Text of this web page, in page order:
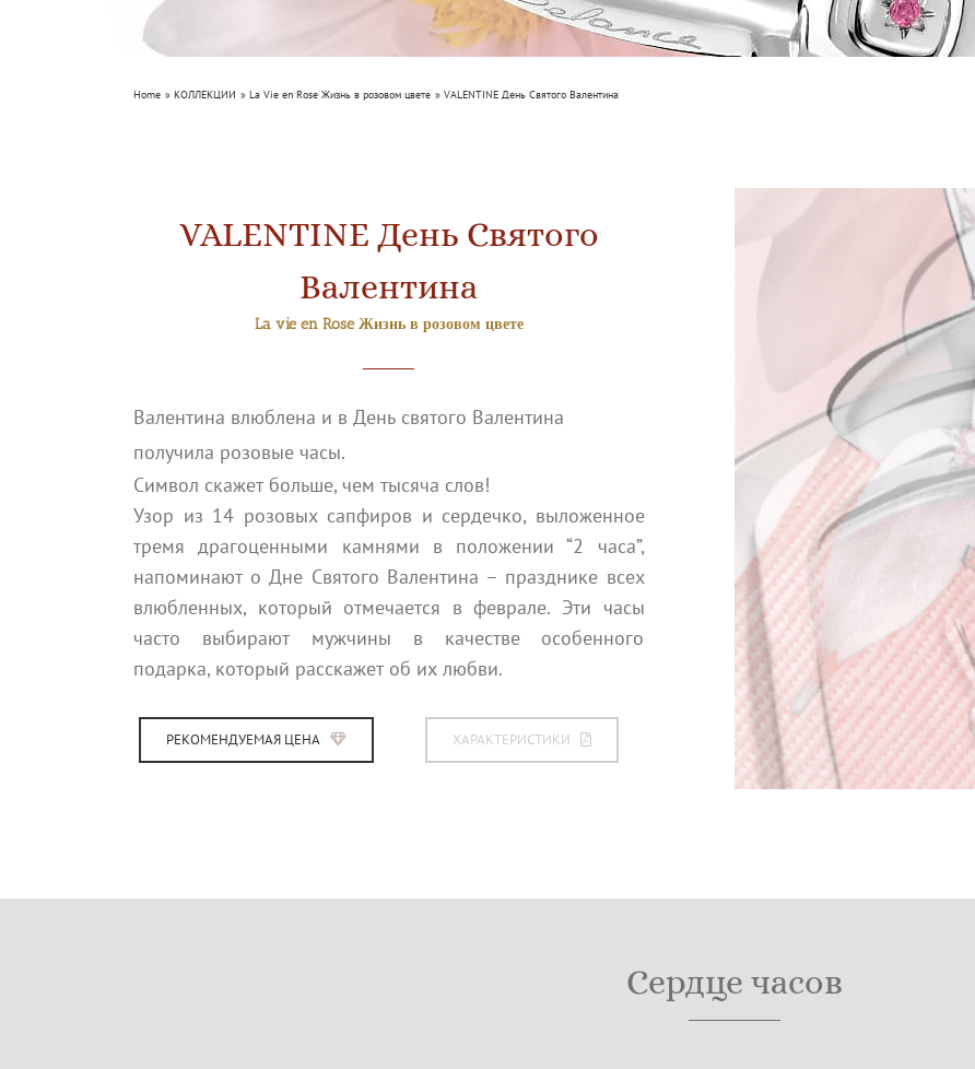
Home КОЛЛЕКЦИИ La Vie en Rose Жизнь в розовом цвете VALENTINE День Святого Валентина
VALENTINE День Святого
Валентина
La vie en Rose Жизнь в розовом цвете
Валентина влюблена и в День святого Валентина
получила розовые часы.
Символ скажет больше, чем тысяча слов!
Узор из 14 розовых сапфиров и сердечко, выложенное
тремя драгоценными камнями в положении “2 часа”,
напоминают о Дне Святого Валентина – празднике всех
влюбленных, который отмечается в феврале. Эти часы
часто выбирают мужчины в качестве особенного
подарка, который расскажет об их любви.
РЕКОМЕНДУЕМАЯ ЦЕНА ХАРАКТЕРИСТИКИ
Сердце часов